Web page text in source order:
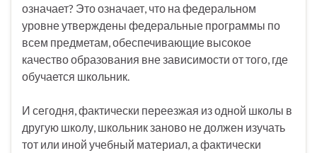
означает? Это означает, что на федеральном
уровне утверждены федеральные программы по
всем предметам, обеспечивающие высокое
качество образования вне зависимости от того, где
обучается школьник.
И сегодня, фактически переезжая из одной школы в
другую школу, школьник заново не должен изучать
тот или иной учебный материал, а фактически